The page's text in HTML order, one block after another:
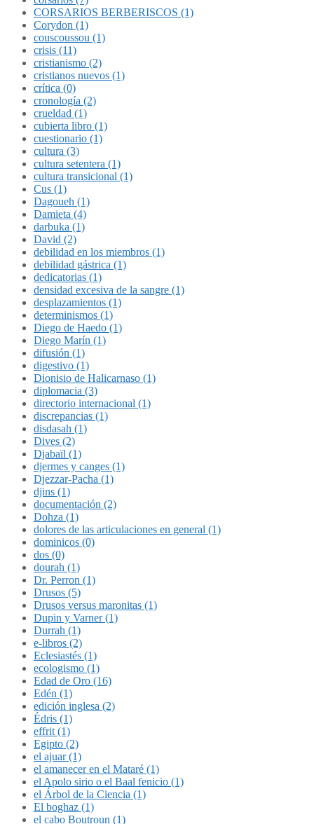
CORSARIOS BERBERISCOS (1)
Corydon (1)
couscoussou (1)
crisis (11)
cristianismo (2)
cristianos nuevos (1)
crítica (0)
cronología (2)
crueldad (1)
cubierta libro (1)
cuestionario (1)
cultura (3)
cultura setentera (1)
cultura transicional (1)
Cus (1)
Dagoueh (1)
Damieta (4)
darbuka (1)
David (2)
debilidad en los miembros (1)
debilidad gástrica (1)
dedicatorias (1)
densidad excesiva de la sangre (1)
desplazamientos (1)
determinismos (1)
Diego de Haedo (1)
Diego Marín (1)
difusión (1)
digestivo (1)
Dionisio de Halicarnaso (1)
diplomacia (3)
directorio internacional (1)
discrepancias (1)
disdasah (1)
Dives (2)
Djabaïl (1)
djermes y canges (1)
Djezzar-Pacha (1)
djins (1)
documentación (2)
Dohza (1)
dolores de las articulaciones en general (1)
dominicos (0)
dos (0)
dourah (1)
Dr. Perron (1)
Drusos (5)
Drusos versus maronitas (1)
Dupin y Varner (1)
Durrah (1)
e-libros (2)
Eclesiastés (1)
ecologismo (1)
Edad de Oro (16)
Edén (1)
edición inglesa (2)
Édris (1)
effrit (1)
Egipto (2)
el ajuar (1)
el amanecer en el Mataré (1)
el Apolo sirio o el Baal fenicio (1)
el Árbol de la Ciencia (1)
El boghaz (1)
el cabo Boutroun (1)